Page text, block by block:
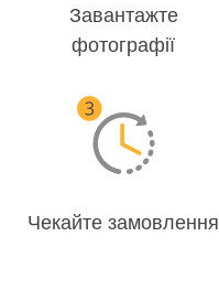
Завантажте
фотографії
Чекайте замовлення